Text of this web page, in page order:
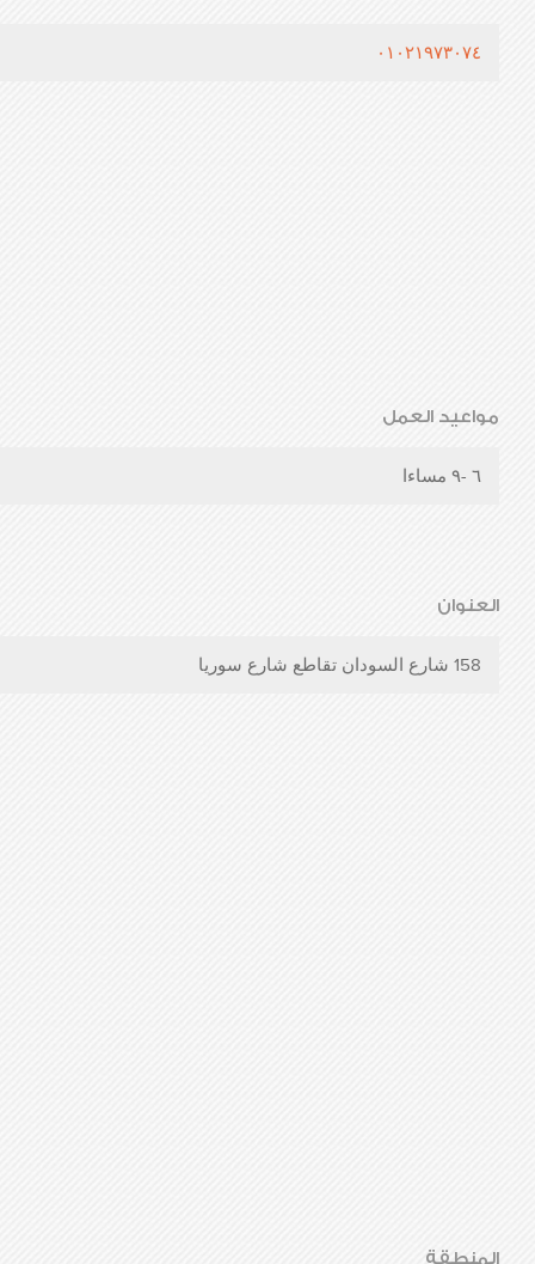
٠١٠٢١٩٧٣٠٧٤
مواعيد العمل
العنوان
158 شارع السودان تقاطع شارع سوريا
المنطقة